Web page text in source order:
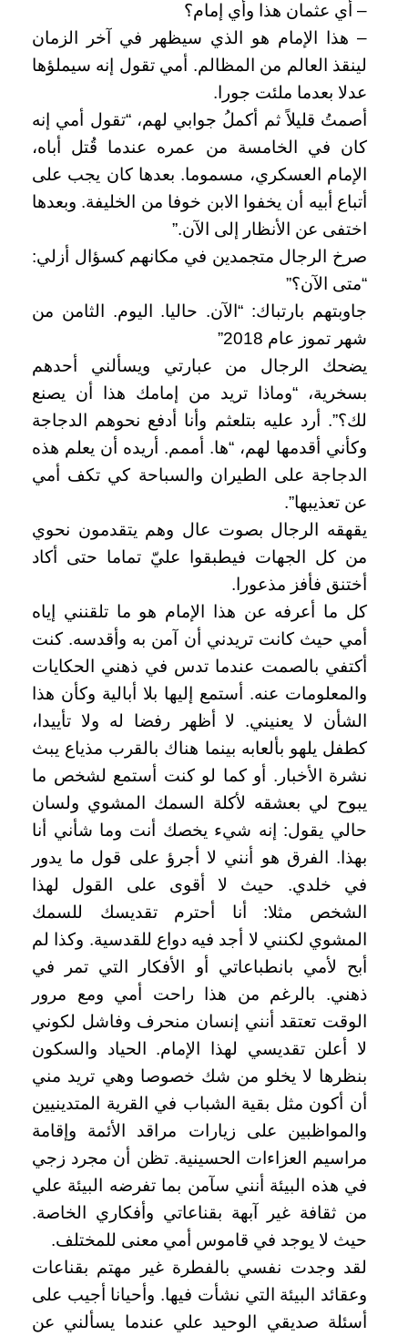
– أي عثمان هذا وأي إمام؟
– هذا الإمام هو الذي سيظهر في آخر الزمان
لينقذ العالم من المظالم. أمي تقول إنه سيملؤها
عدلا بعدما ملئت جورا.
أصمتُ قليلاً ثم أكملُ جوابي لهم، “تقول أمي إنه
كان في الخامسة من عمره عندما قُتل أباه،
الإمام العسكري، مسموما. بعدها كان يجب على
أتباع أبيه أن يخفوا الابن خوفا من الخليفة. وبعدها
اختفى عن الأنظار إلى الآن.”
صرخ الرجال متجمدين في مكانهم كسؤال أزلي:
“متى الآن؟”
جاوبتهم بارتباك: “الآن. حاليا. اليوم. الثامن من
شهر تموز عام 2018”
يضحك الرجال من عبارتي ويسألني أحدهم
بسخرية، “وماذا تريد من إمامك هذا أن يصنع
لك؟”. أرد عليه بتلعثم وأنا أدفع نحوهم الدجاجة
وكأني أقدمها لهم، “ها. أممم. أريده أن يعلم هذه
الدجاجة على الطيران والسباحة كي تكف أمي
عن تعذيبها”.
يقهقه الرجال بصوت عال وهم يتقدمون نحوي
من كل الجهات فيطبقوا عليّ تماما حتى أكاد
أختنق فأفز مذعورا.
كل ما أعرفه عن هذا الإمام هو ما تلقنني إياه
أمي حيث كانت تريدني أن آمن به وأقدسه. كنت
أكتفي بالصمت عندما تدس في ذهني الحكايات
والمعلومات عنه. أستمع إليها بلا أبالية وكأن هذا
الشأن لا يعنيني. لا أظهر رفضا له ولا تأييدا،
كطفل يلهو بألعابه بينما هناك بالقرب مذياع يبث
نشرة الأخبار. أو كما لو كنت أستمع لشخص ما
يبوح لي بعشقه لأكلة السمك المشوي ولسان
حالي يقول: إنه شيء يخصك أنت وما شأني أنا
بهذا. الفرق هو أنني لا أجرؤ على قول ما يدور
في خلدي. حيث لا أقوى على القول لهذا
الشخص مثلا: أنا أحترم تقديسك للسمك
المشوي لكنني لا أجد فيه دواع للقدسية. وكذا لم
أبح لأمي بانطباعاتي أو الأفكار التي تمر في
ذهني. بالرغم من هذا راحت أمي ومع مرور
الوقت تعتقد أنني إنسان منحرف وفاشل لكوني
لا أعلن تقديسي لهذا الإمام. الحياد والسكون
بنظرها لا يخلو من شك خصوصا وهي تريد مني
أن أكون مثل بقية الشباب في القرية المتدينيين
والمواظبين على زيارات مراقد الأئمة وإقامة
مراسيم العزاءات الحسينية. تظن أن مجرد زجي
في هذه البيئة أنني سآمن بما تفرضه البيئة علي
من ثقافة غير آبهة بقناعاتي وأفكاري الخاصة.
حيث لا يوجد في قاموس أمي معنى للمختلف.
لقد وجدت نفسي بالفطرة غير مهتم بقناعات
وعقائد البيئة التي نشأت فيها. وأحيانا أجيب على
أسئلة صديقي الوحيد علي عندما يسألني عن